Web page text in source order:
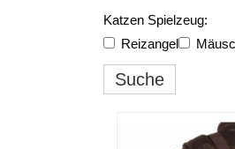
Katzen Spielzeug:
Reizangel
Suche